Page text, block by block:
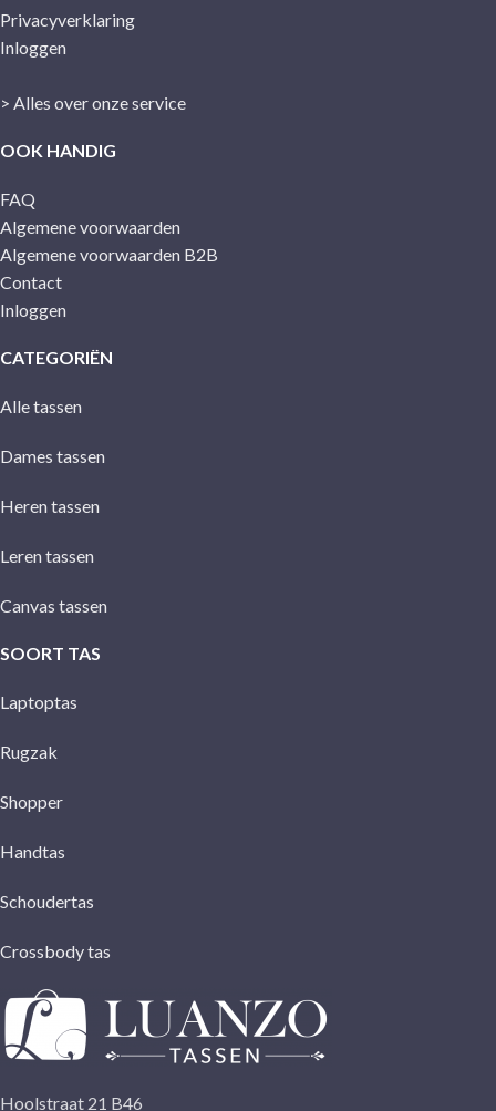
Privacyverklaring
Inloggen
> Alles over onze service
OOK HANDIG
FAQ
Algemene voorwaarden
Algemene voorwaarden B2B
Contact
Inloggen
CATEGORIËN
Alle tassen
Dames tassen
Heren tassen
Leren tassen
Canvas tassen
SOORT TAS
Laptoptas
Rugzak
Shopper
Handtas
Schoudertas
Crossbody tas
Hoolstraat 21 B46